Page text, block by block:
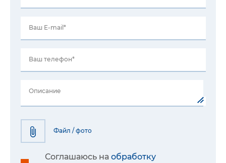
Ваш E-mail*
Ваш телефон*
Описание
Файл / фото
Соглашаюсь на обработку